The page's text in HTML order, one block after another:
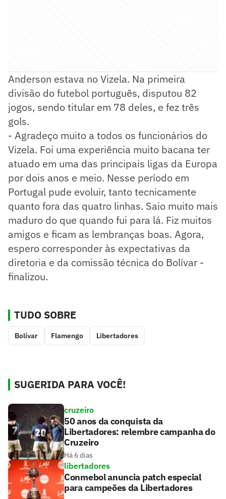
Anderson estava no Vizela. Na primeira
divisão do futebol português, disputou 82
jogos, sendo titular em 78 deles, e fez três
gols.
- Agradeço muito a todos os funcionários do
Vizela. Foi uma experiência muito bacana ter
atuado em uma das principais ligas da Europa
por dois anos e meio. Nesse período em
Portugal pude evoluir, tanto tecnicamente
quanto fora das quatro linhas. Saio muito mais
maduro do que quando fui para lá. Fiz muitos
amigos e ficam as lembranças boas. Agora,
espero corresponder às expectativas da
diretoria e da comissão técnica do Bolívar -
finalizou.
TUDO SOBRE
Bolívar Flamengo Libertadores
SUGERIDA PARA VOCÊ!
cruzeiro
50 anos da conquista da
Libertadores: relembre campanha do
Cruzeiro
Há 6 dias
libertadores
Conmebol anuncia patch especial
para campeões da Libertadores